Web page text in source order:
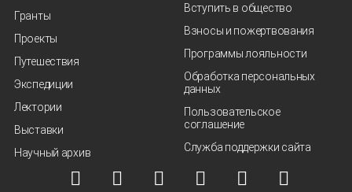
Гранты
Проекты
Путешествия
Экспедиции
Лектории
Выставки
Научный архив
Вступить в общество
Взносы и пожертвования
Программы лояльности
Обработка персональных
данных
Пользовательское
соглашение
Служба поддержки сайта